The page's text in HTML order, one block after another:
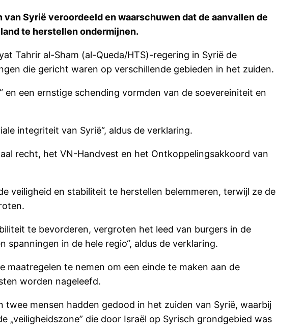
Syrië veroordeeld en waarschuwen dat de aanvallen de
te herstellen ondermijnen.
Tahrir al-Sham (al-Queda/HTS)-regering in Syrië de
die gericht waren op verschillende gebieden in het zuiden.
een ernstige schending vormden van de soevereiniteit en
integriteit van Syrië“, aldus de verklaring.
recht, het VN-Handvest en het Ontkoppelingsakkoord van
veiligheid en stabiliteit te herstellen belemmeren, terwijl ze de
te bevorderen, vergroten het leed van burgers in de
in de hele regio“, aldus de verklaring.
te nemen om een einde te maken aan de
worden nageleefd.
mensen hadden gedood in het zuiden van Syrië, waarbij
„veiligheidszone” die door Israël op Syrisch grondgebied was